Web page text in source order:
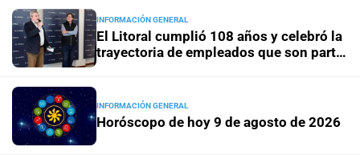
INFORMACIÓN GENERAL
El Litoral cumplió 108 años y celebró la
trayectoria de empleados que son parte
INFORMACIÓN GENERAL
Horóscopo de hoy 9 de agosto de 2026